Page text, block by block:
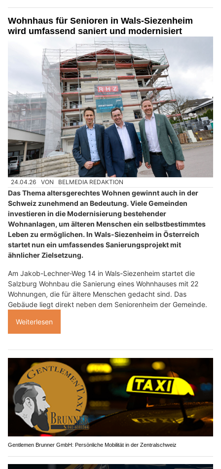
Wohnhaus für Senioren in Wals-Siezenheim
wird umfassend saniert und modernisiert
24.04.26 VON BELMEDIA REDAKTION
Das Thema altersgerechtes Wohnen gewinnt auch in der
Schweiz zunehmend an Bedeutung. Viele Gemeinden
investieren in die Modernisierung bestehender
Wohnanlagen, um älteren Menschen ein selbstbestimmtes
Leben zu ermöglichen. In Wals-Siezenheim in Österreich
startet nun ein umfassendes Sanierungsprojekt mit
ähnlicher Zielsetzung.
Am Jakob-Lechner-Weg 14 in Wals-Siezenheim startet die
Salzburg Wohnbau die Sanierung eines Wohnhauses mit 22
Wohnungen, die für ältere Menschen gedacht sind. Das
Gebäude liegt direkt neben dem Seniorenheim der Gemeinde.
Weiterlesen
Gentlemen Brunner GmbH: Persönliche Mobilität in der Zentralschweiz